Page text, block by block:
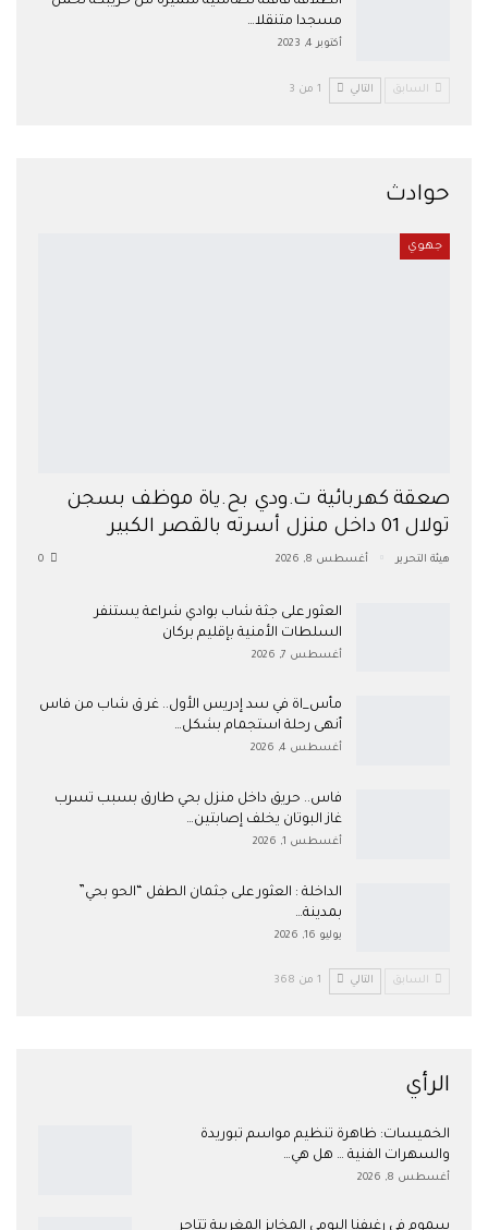
مسجدا متنقلا…
أكتوبر 4, 2023
السابق التالي 1 من 3
حوادث
جهوي
صعقة كهربائية ت.ودي بح.ياة موظف بسجن
تولال 01 داخل منزل أسرته بالقصر الكبير
هيئة التحرير أغسطس 8, 2026
العثور على جثة شاب بوادي شراعة يستنفر
السلطات الأمنية بإقليم بركان
أغسطس 7, 2026
مأس_اة في سد إدريس الأول.. غر ق شاب من فاس
أنهى رحلة استجمام بشكل…
أغسطس 4, 2026
فاس.. حريق داخل منزل بحي طارق بسبب تسرب
غاز البوتان يخلف إصابتين…
أغسطس 1, 2026
​الداخلة : العثور على جثمان الطفل “الحو بحي”
بمدينة…
يوليو 16, 2026
السابق التالي 1 من 368
الرأي
الخميسات: ظاهرة تنظيم مواسم تبوريدة
والسهرات الفنية … هل هي…
أغسطس 8, 2026
سموم في رغيفنا اليومي المخابز المغربية تتاجر